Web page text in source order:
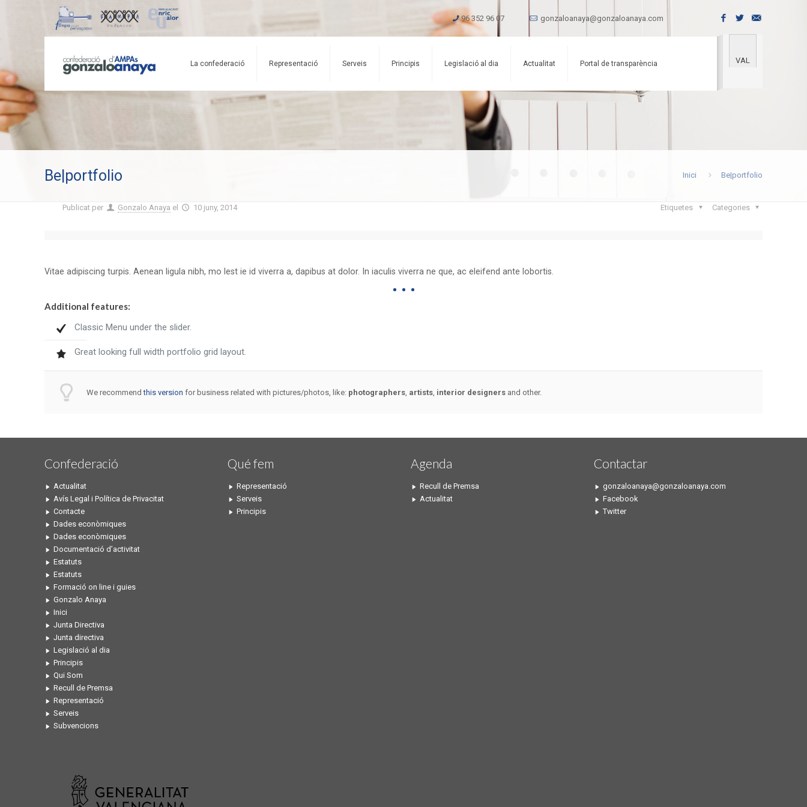
96 352 96 07 gonzaloanaya@gonzaloanaya.com
La confederació Representació Serveis Principis Legislació al dia Actualitat Portal de transparència VAL
Be|portfolio Inici Be|portfolio
Publicat per Gonzalo Anaya el 10 juny, 2014 Categories
Etiquetes
Vitae adipiscing turpis. Aenean ligula nibh, mo lest ie id viverra a, dapibus at dolor. In iaculis viverra ne que, ac eleifend ante lobortis.
Additional features:
Classic Menu under the slider.
Great looking full width portfolio grid layout.
We recommendthis version for business related with pictures/photos, like: photographers, artists, interior designers and other.
Confederació
Actualitat
Avís Legal i Política de Privacitat
Contacte
Dades econòmiques
Dades econòmiques
Documentació d’activitat
Estatuts
Estatuts
Formació on line i guies
Gonzalo Anaya
Inici
Junta Directiva
Junta directiva
Legislació al dia
Principis
Qui Som
Recull de Premsa
Representació
Serveis
Subvencions
Qué fem
Representació
Serveis
Principis
Agenda
Recull de Premsa
Actualitat
Contactar
gonzaloanaya@gonzaloanaya.com
Facebook
Twitter